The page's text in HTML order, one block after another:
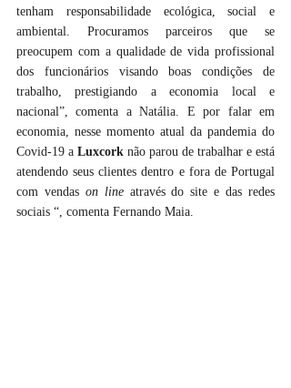
tenham responsabilidade ecológica, social e
ambiental. Procuramos parceiros que se
preocupem com a qualidade de vida profissional
dos funcionários visando boas condições de
trabalho, prestigiando a economia local e
nacional”, comenta a Natália. E por falar em
economia, nesse momento atual da pandemia do
Covid-19 a Luxcork não parou de trabalhar e está
atendendo seus clientes dentro e fora de Portugal
com vendas on line através do site e das redes
sociais “, comenta Fernando Maia.